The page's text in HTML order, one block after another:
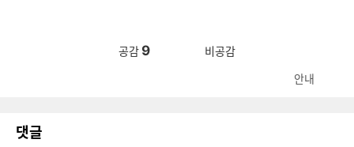
공감 9 비공감
안내
댓글